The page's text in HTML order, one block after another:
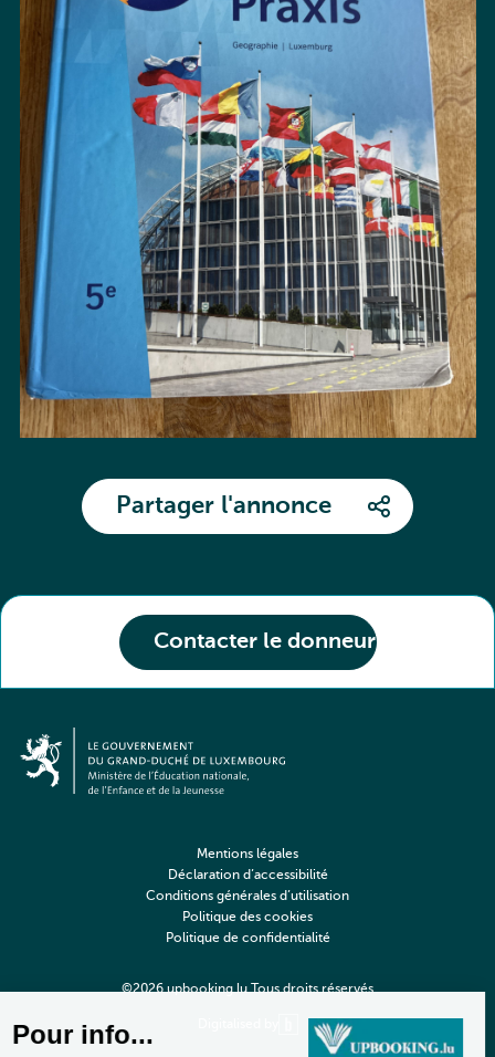
Contacter le donneur
Partager l'annonce
©2026 upbooking.lu Tous droits réservés
Mentions légales
Déclaration d’accessibilité
Conditions générales d’utilisation
Politique des cookies
Politique de confidentialité